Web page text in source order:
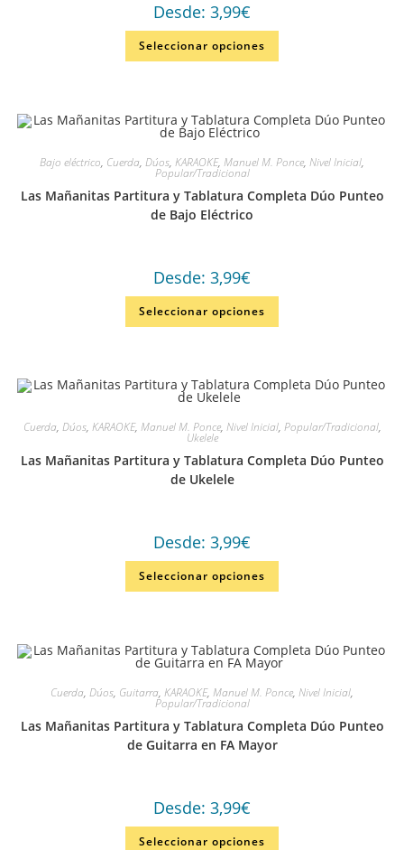
Desde: 3,99€
Seleccionar opciones
Bajo eléctrico, Cuerda, Dúos, KARAOKE, Manuel M. Ponce, Nivel Inicial,
Popular/Tradicional
Las Mañanitas Partitura y Tablatura Completa Dúo Punteo
de Bajo Eléctrico
Desde: 3,99€
Seleccionar opciones
Cuerda, Dúos, KARAOKE, Manuel M. Ponce, Nivel Inicial, Popular/Tradicional,
Ukelele
Las Mañanitas Partitura y Tablatura Completa Dúo Punteo
de Ukelele
Desde: 3,99€
Seleccionar opciones
Cuerda, Dúos, Guitarra, KARAOKE, Manuel M. Ponce, Nivel Inicial,
Popular/Tradicional
Las Mañanitas Partitura y Tablatura Completa Dúo Punteo
de Guitarra en FA Mayor
Desde: 3,99€
Seleccionar opciones